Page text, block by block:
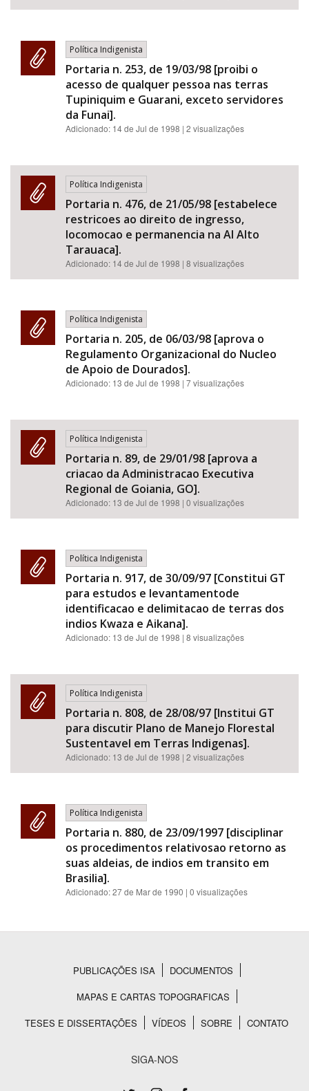
Política Indigenista
Portaria n. 253, de 19/03/98 [proibi o
acesso de qualquer pessoa nas terras
Tupiniquim e Guarani, exceto servidores
da Funai].
Adicionado: 14 de Jul de 1998 | 2 visualizações
Política Indigenista
Portaria n. 476, de 21/05/98 [estabelece
restricoes ao direito de ingresso,
locomocao e permanencia na AI Alto
Tarauaca].
Adicionado: 14 de Jul de 1998 | 8 visualizações
Política Indigenista
Portaria n. 205, de 06/03/98 [aprova o
Regulamento Organizacional do Nucleo
de Apoio de Dourados].
Adicionado: 13 de Jul de 1998 | 7 visualizações
Política Indigenista
Portaria n. 89, de 29/01/98 [aprova a
criacao da Administracao Executiva
Regional de Goiania, GO].
Adicionado: 13 de Jul de 1998 | 0 visualizações
Política Indigenista
Portaria n. 917, de 30/09/97 [Constitui GT
para estudos e levantamentode
identificacao e delimitacao de terras dos
indios Kwaza e Aikana].
Adicionado: 13 de Jul de 1998 | 8 visualizações
Política Indigenista
Portaria n. 808, de 28/08/97 [Institui GT
para discutir Plano de Manejo Florestal
Sustentavel em Terras Indigenas].
Adicionado: 13 de Jul de 1998 | 2 visualizações
Política Indigenista
Portaria n. 880, de 23/09/1997 [disciplinar
os procedimentos relativosao retorno as
suas aldeias, de indios em transito em
Brasilia].
Adicionado:27 de Mar de 1990 | 0 visualizações
Rodapé
PUBLICAÇÕES ISA
DOCUMENTOS
MAPAS E CARTAS TOPOGRAFICAS
TESES E DISSERTAÇÕES
VÍDEOS SOBRE CONTATO
SIGA-NOS